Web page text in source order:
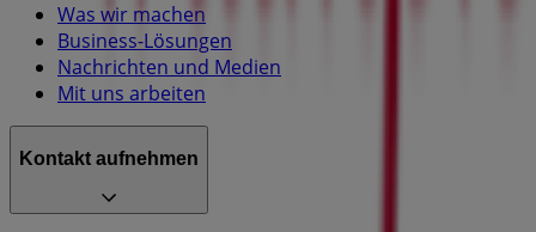
Was wir machen
Business-Lösungen
Nachrichten und Medien
Mit uns arbeiten
Kontakt aufnehmen